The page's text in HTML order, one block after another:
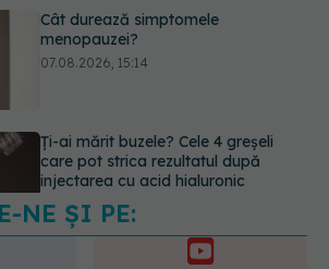
Ți-ai mărit buzele? Cele 4 greșeli
care pot strica rezultatul după
injectarea cu acid hialuronic
Testul din deget care ar putea
indica riscul pentru 8 boli majore
07.08.2026, 18:34
NE ȘI PE: